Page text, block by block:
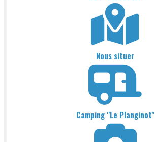
Nous situer
Camping "Le Planginot"